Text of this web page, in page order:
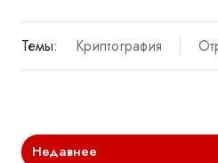
Темы: Криптография
Недавнее